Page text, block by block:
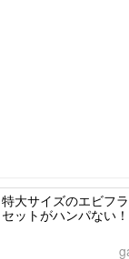
特大サイズのエビフ
セットがハンパない！